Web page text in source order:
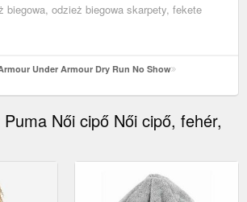
biegowa, odzież biegowa skarpety, fekete
Under Armour Dry Run No Show
Női cipő Női cipő, fehér,